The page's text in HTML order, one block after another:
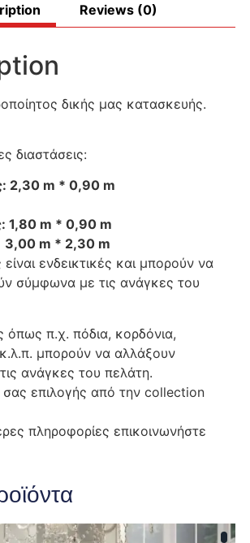
Reviews (0)
δικής μας κατασκευής.
διαστάσεις:
2,30 m * 0,90 m
1,80 m * 0,90 m
3,00 m * 2,30 m
είναι ενδεικτικές και μπορούν να
σύμφωνα με τις ανάγκες του
όπως π.χ. πόδια, κορδόνια,
μπορούν να αλλάξουν
ανάγκες του πελάτη.
επιλογής από την collection
πληροφορίες επικοινωνήστε